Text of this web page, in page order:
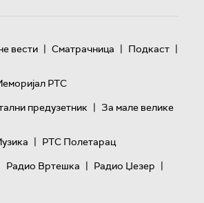
вести | Сматрачница | Подкаст |
РТС
предузетник | За мале велике
| РТС Полетарац
Радио Вртешка | Радио Џезер |